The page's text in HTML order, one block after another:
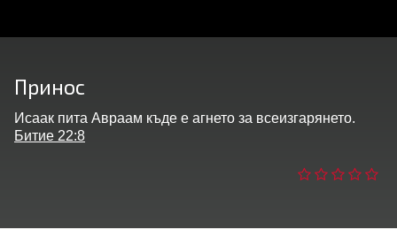
Принос
Исаак пита Авраам къде е агнето за всеизгарянето.
Битие 22:8